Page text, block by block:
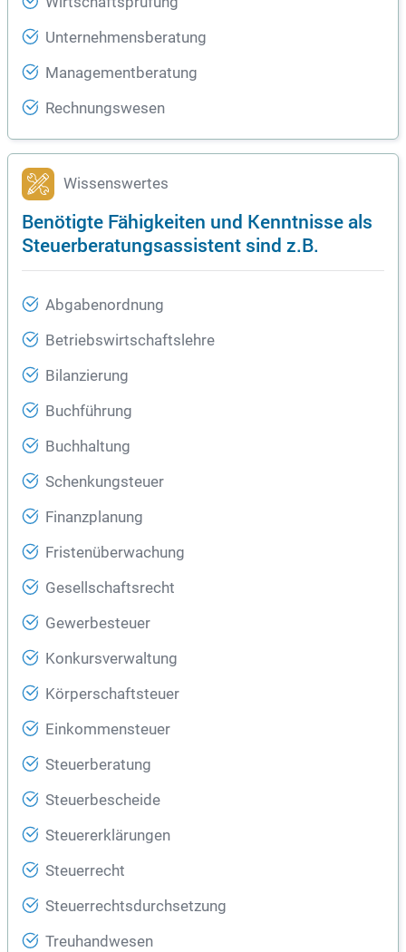
Unternehmensberatung
Managementberatung
Rechnungswesen
Wissenswertes
Benötigte Fähigkeiten und Kenntnisse als
Steuerberatungsassistent sind z.B.
Abgabenordnung
Betriebswirtschaftslehre
Bilanzierung
Buchführung
Buchhaltung
Schenkungsteuer
Finanzplanung
Fristenüberwachung
Gesellschaftsrecht
Gewerbesteuer
Konkursverwaltung
Körperschaftsteuer
Einkommensteuer
Steuerberatung
Steuerbescheide
Steuererklärungen
Steuerrecht
Steuerrechtsdurchsetzung
Treuhandwesen